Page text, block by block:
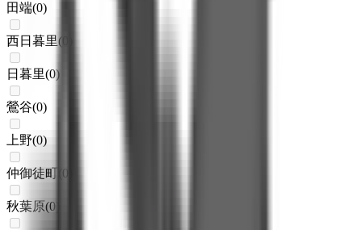
田端(0)
西日暮里(
日暮里(0)
鶯谷(0)
上野(0)
仲御徒町 0
秋葉原(0